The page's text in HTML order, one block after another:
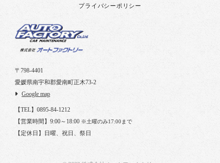
プライバシーポリシー
〒798-4401
愛媛県南宇和郡愛南町正木73-2
Google map
【TEL】0895-84-1212
【営業時間】9:00～18:00※土曜のみ17:00まで
【定休日】日曜、祝日、祭日